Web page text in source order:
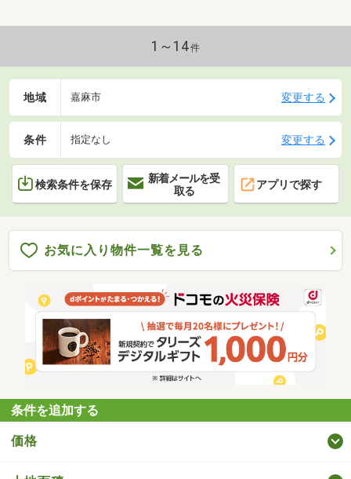
1～14件
地域 嘉麻市 変更する
条件 指定なし 変更する
検索条件を保存
新着メールを受
取る
アプリで探す
お気に入り物件一覧を見る
条件を追加する
価格